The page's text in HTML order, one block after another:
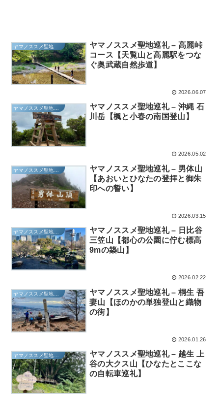
ヤマノススメ聖地巡礼 – 高麗峠
コース【天覧山と高麗駅をつな
ぐ奥武蔵自然歩道】
2026.06.07
ヤマノススメ聖地巡礼 – 沖縄 石
川岳【楓と小春の南国登山】
2026.05.02
ヤマノススメ聖地巡礼 – 男体山
【あおいとひなたの登拝と御朱
印への誓い】
2026.03.15
ヤマノススメ聖地巡礼 – 日比谷
三笠山【都心の公園に佇む標高
9mの築山】
2026.02.22
ヤマノススメ聖地巡礼 – 桐生 吾
妻山【ほのかの単独登山と織物
の街】
2026.01.26
ヤマノススメ聖地巡礼 – 越生 上
谷の大クス山【ひなたとここな
の自転車巡礼】